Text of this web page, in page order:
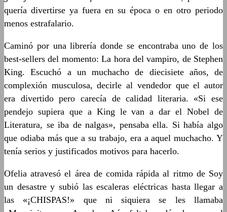
quería divertirse ya fuera en su época o en otro periodo
menos estrafalario.
Caminó por una librería donde se encontraba uno de los
best-sellers del momento: La hora del vampiro, de Stephen
King. Escuchó a un muchacho de diecisiete años, de
complexión musculosa, decirle al vendedor que el autor
era divertido pero carecía de calidad literaria. «Si ese
pendejo supiera que a King le van a dar el Nobel de
Literatura, se iba de nalgas», pensaba ella. Si había algo
que odiaba más que a su trabajo, era a aquel muchacho. Y
tenía serios y justificados motivos para hacerlo.
Ofelia atravesó el área de comida rápida al ritmo de Soy
un desastre y subió las escaleras eléctricas hasta llegar a
las «¡CHISPAS!» que ni siquiera se les llamaba